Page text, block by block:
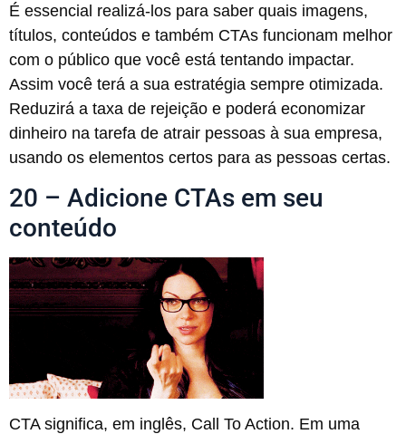
É essencial realizá-los para saber quais imagens,
títulos, conteúdos e também CTAs funcionam melhor
com o público que você está tentando impactar.
Assim você terá a sua estratégia sempre otimizada.
Reduzirá a taxa de rejeição e poderá economizar
dinheiro na tarefa de atrair pessoas à sua empresa,
usando os elementos certos para as pessoas certas.
20 – Adicione CTAs em seu
conteúdo
CTA significa, em inglês, Call To Action. Em uma